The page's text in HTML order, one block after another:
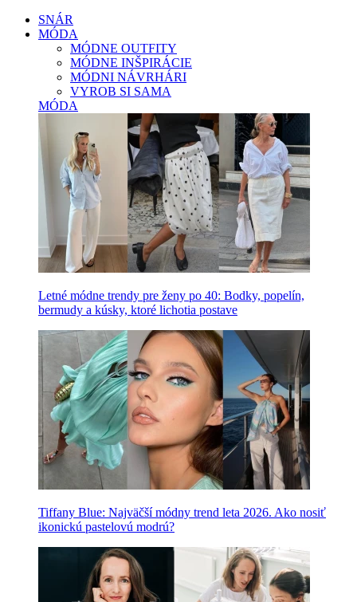
SNÁR
MÓDA
MÓDNE OUTFITY
MÓDNE INŠPIRÁCIE
MÓDNI NÁVRHÁRI
VYROB SI SAMA
MÓDA
Letné módne trendy pre ženy po 40: Bodky, popelín,
bermudy a kúsky, ktoré lichotia postave
Tiffany Blue: Najväčší módny trend leta 2026. Ako nosiť
ikonickú pastelovú modrú?